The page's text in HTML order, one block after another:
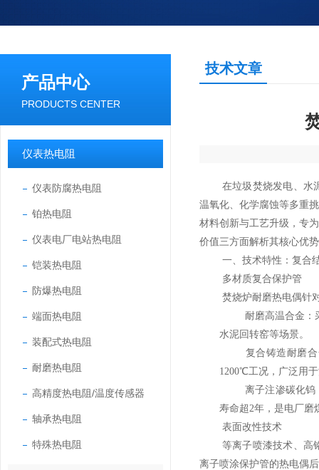
产品中心
PRODUCTS CENTER
仪表热电阻
仪表防腐热电阻
铂热电阻
仪表电厂电站热电阻
铠装热电阻
防爆热电阻
端面热电阻
装配式热电阻
耐磨热电阻
高精度热电阻/温度传感器
轴承热电阻
特殊热电阻
技术文章
在垃圾焚烧发电、水
温氧化、化学腐蚀等多重
材料创新与工艺升级，专
价值三方面解析其核心优
一、技术特性：复合
多材质复合保护管
焚烧炉耐磨热电偶针
耐磨高温合金：
水泥回转窑等场景。
复合铸造耐磨
1200℃工况，广泛用
离子注渗碳化钨
寿命超2年，是电厂磨
表面改性技术
等离子喷漆技术、高
离子喷涂保护管的热电偶